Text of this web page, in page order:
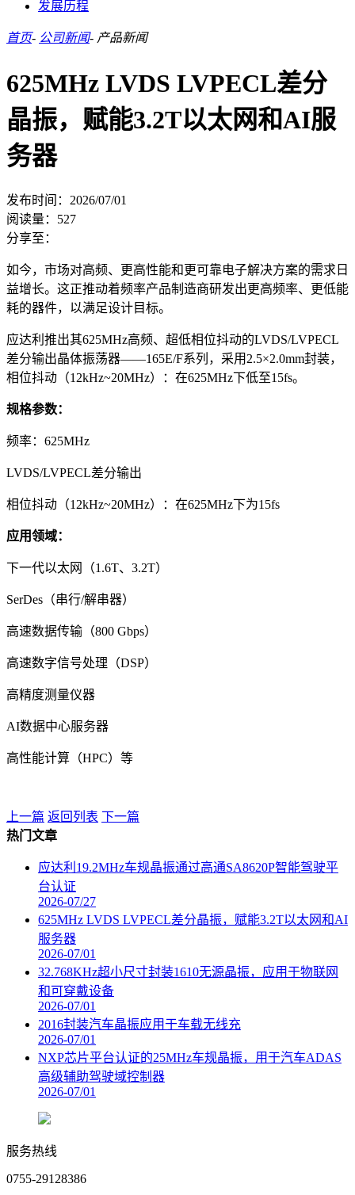
发展历程
首页- 公司新闻- 产品新闻
625MHz LVDS LVPECL差分
晶振，赋能3.2T以太网和AI服
务器
发布时间：2026/07/01
阅读量： 527
分享至：
如今，市场对高频、更高性能和更可靠电子解决方案的需求日
益增长。这正推动着频率产品制造商研发出更高频率、更低能
耗的器件，以满足设计目标。
应达利推出其625MHz高频、超低相位抖动的LVDS/LVPECL
差分输出晶体振荡器——165E/F系列，采用2.5×2.0mm封装，
相位抖动（12kHz~20MHz）：在625MHz下低至15fs。
规格参数：
频率：625MHz
LVDS/LVPECL差分输出
相位抖动（12kHz~20MHz）：在625MHz下为15fs
应用领域：
下一代以太网（1.6T、3.2T）
SerDes（串行/解串器）
高速数据传输（800 Gbps）
高速数字信号处理（DSP）
高精度测量仪器
AI数据中心服务器
高性能计算（HPC）等
上一篇 返回列表 下一篇
热门文章
应达利19.2MHz车规晶振通过高通SA8620P智能驾驶平
台认证
2026-07/27
625MHz LVDS LVPECL差分晶振，赋能3.2T以太网和AI
服务器
2026-07/01
32.768KHz超小尺寸封装1610无源晶振，应用于物联网
和可穿戴设备
2026-07/01
2016封装汽车晶振应用于车载无线充
2026-07/01
NXP芯片平台认证的25MHz车规晶振，用于汽车ADAS
高级辅助驾驶域控制器
2026-07/01
服务热线
0755-29128386